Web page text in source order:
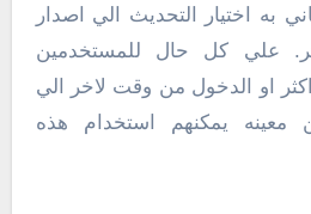
به اختيار التحديث الي اصدار
علي كل حال للمستخدمين
او الدخول من وقت لاخر الي
معينه يمكنهم استخدام هذه